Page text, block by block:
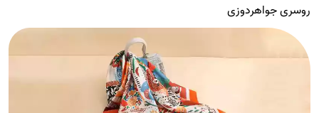
روسری جواهردوزی